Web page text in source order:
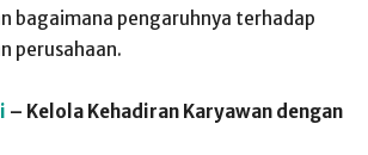
bagaimana pengaruhnya terhadap
perusahaan.
– Kelola Kehadiran Karyawan dengan